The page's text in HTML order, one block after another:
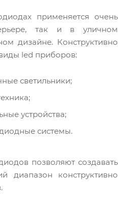
применяется очень
так и в уличном
дизайне. Конструктивно
led приборов:
светильники;
устройства;
системы.
позволяют создавать
диапазон конструктивно